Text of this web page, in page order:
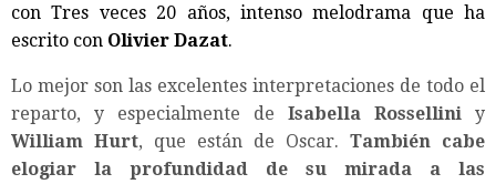
con Tres veces 20 años, intenso melodrama que ha
escrito con Olivier Dazat.
Lo mejor son las excelentes interpretaciones de todo el
reparto, y especialmente de Isabella Rossellini y
William Hurt, que están de Oscar. También cabe
elogiar la profundidad de su mirada a las